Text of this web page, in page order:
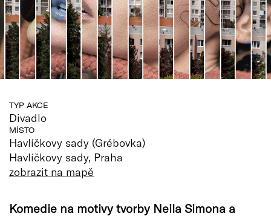
TYP AKCE
Divadlo
MÍSTO
Havlíčkovy sady (Grébovka)
Havlíčkovy sady, Praha
zobrazit na mapě
Komedie na motivy tvorby Neila Simona a